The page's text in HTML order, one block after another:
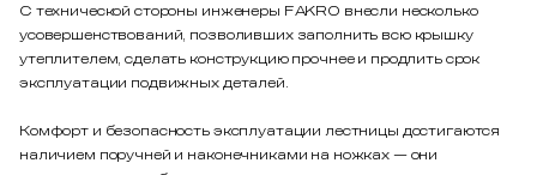
С технической стороны инженеры FAKRO внесли несколько
усовершенствований, позволивших заполнить всю крышку
утеплителем, сделать конструкцию прочнее и продлить срок
эксплуатации подвижных деталей.
Комфорт и безопасность эксплуатации лестницы достигаются
наличием поручней и наконечниками на ножках — они